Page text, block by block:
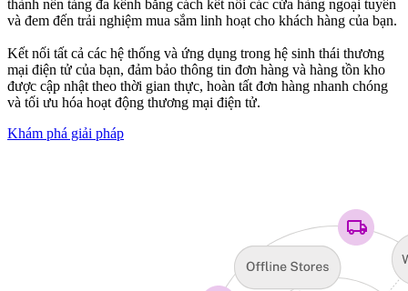
thành nền tảng đa kênh bằng cách kết nối các cửa hàng ngoại tuyến
và đem đến trải nghiệm mua sắm linh hoạt cho khách hàng của bạn.
Kết nối tất cả các hệ thống và ứng dụng trong hệ sinh thái thương
mại điện tử của bạn, đảm bảo thông tin đơn hàng và hàng tồn kho
được cập nhật theo thời gian thực, hoàn tất đơn hàng nhanh chóng
và tối ưu hóa hoạt động thương mại điện tử.
Khám phá giải pháp